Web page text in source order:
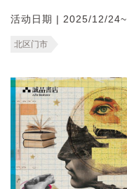
活动日期 | 2025/12/
北区门市